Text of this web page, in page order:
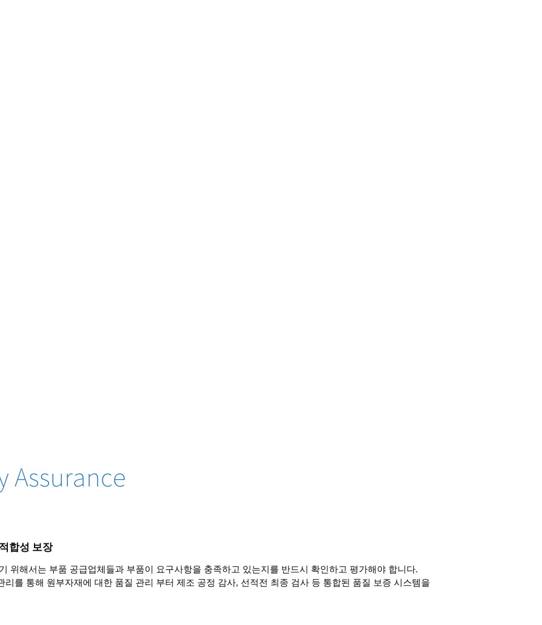
Assurance
합성 보장
위해서는 부품 공급업체들과 부품이 요구사항을 충족하고 있는지를 반드시 확인하고 평가해야 합니다.
를 통해 원부자재에 대한 품질 관리 부터 제조 공정 감사, 선적전 최종 검사 등 통합된 품질 보증 시스템을